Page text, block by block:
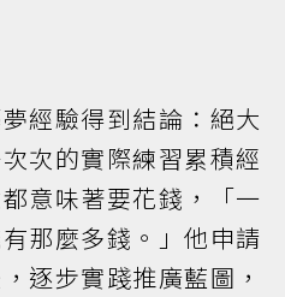
經驗得到結論：絕大
次的實際練習累積經
意味著要花錢，「一
那麼多錢。」他申請
逐步實踐推廣藍圖，